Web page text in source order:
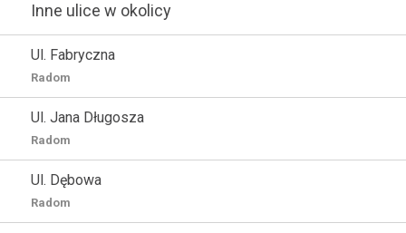
Inne ulice w okolicy
Ul. Fabryczna
Radom
Ul. Jana Długosza
Radom
Ul. Dębowa
Radom